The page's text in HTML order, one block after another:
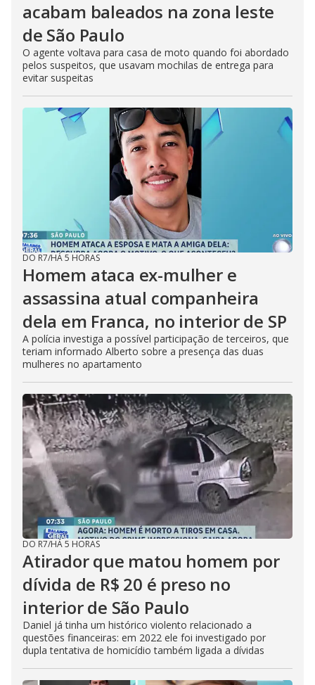
acabam baleados na zona leste
de São Paulo
O agente voltava para casa de moto quando foi abordado
pelos suspeitos, que usavam mochilas de entrega para
evitar suspeitas
DO R7/HÁ 5 HORAS
Homem ataca ex-mulher e
assassina atual companheira
dela em Franca, no interior de SP
A polícia investiga a possível participação de terceiros, que
teriam informado Alberto sobre a presença das duas
mulheres no apartamento
DO R7/HÁ 5 HORAS
Atirador que matou homem por
dívida de R$ 20 é preso no
interior de São Paulo
Daniel já tinha um histórico violento relacionado a
questões financeiras: em 2022 ele foi investigado por
dupla tentativa de homicídio também ligada a dívidas